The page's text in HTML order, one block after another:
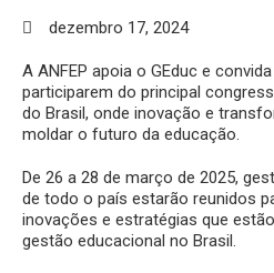
dezembro 17, 2024
A ANFEP apoia o GEduc e
participarem do principal
do Brasil, onde inovação e
moldar o futuro da educação.
De 26 a 28 de março de 2025,
de todo o país estarão reunidos
inovações e estratégias que
gestão educacional no Brasil.